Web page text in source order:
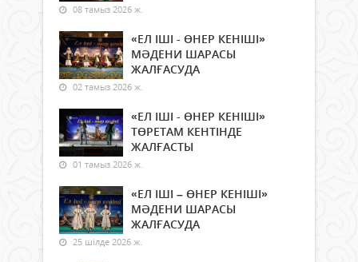
08 тамыз 2026 ж.
«ЕЛ ІШІ - ӨНЕР КЕНІШІ»
МӘДЕНИ ШАРАСЫ
ЖАЛҒАСУДА
02 тамыз 2026 ж.
«ЕЛ ІШІ - ӨНЕР КЕНІШІ»
ТӨРЕТАМ КЕНТІНДЕ
ЖАЛҒАСТЫ
01 тамыз 2026 ж.
«ЕЛ ІШІ – ӨНЕР КЕНІШІ»
МӘДЕНИ ШАРАСЫ
ЖАЛҒАСУДА
25 шілде 2026 ж.